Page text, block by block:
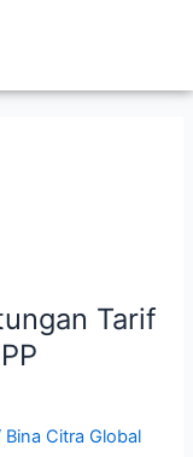
Tarif
Bina Citra Global